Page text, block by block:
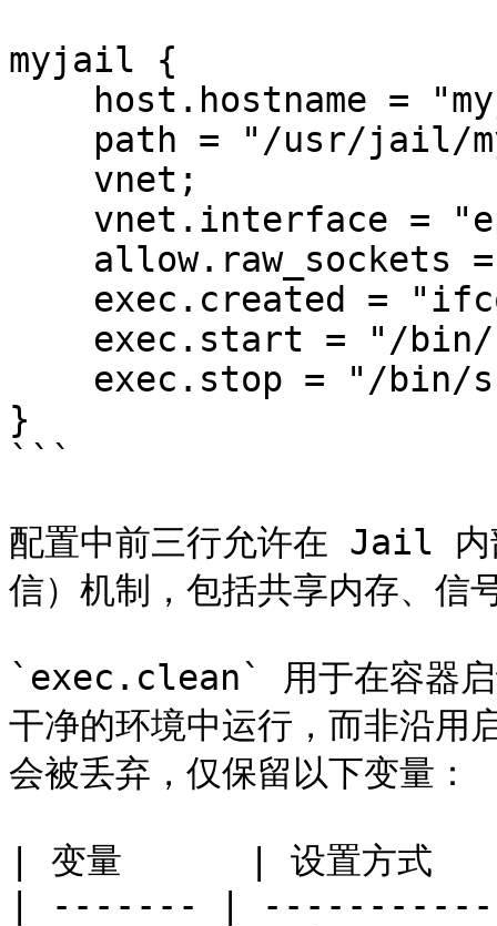
myjail {
}
```
配置中前三行允许在 Jail
信）机制，包括共享内存、信
`exec.clean` 用于在容器
干净的环境中运行，而非沿
会被丢弃，仅保留以下变量：
| 变量      | 设置方
| ------- |